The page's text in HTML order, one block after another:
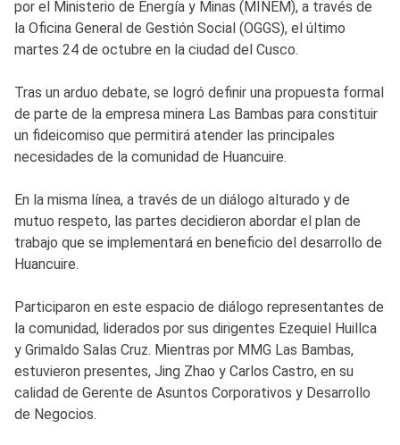
por el Ministerio de Energía y Minas (MINEM), a través de
la Oficina General de Gestión Social (OGGS), el último
martes 24 de octubre en la ciudad del Cusco.
Tras un arduo debate, se logró definir una propuesta formal
de parte de la empresa minera Las Bambas para constituir
un fideicomiso que permitirá atender las principales
necesidades de la comunidad de Huancuire.
En la misma línea, a través de un diálogo alturado y de
mutuo respeto, las partes decidieron abordar el plan de
trabajo que se implementará en beneficio del desarrollo de
Huancuire.
Participaron en este espacio de diálogo representantes de
la comunidad, liderados por sus dirigentes Ezequiel Huillca
y Grimaldo Salas Cruz. Mientras por MMG Las Bambas,
estuvieron presentes, Jing Zhao y Carlos Castro, en su
calidad de Gerente de Asuntos Corporativos y Desarrollo
de Negocios.